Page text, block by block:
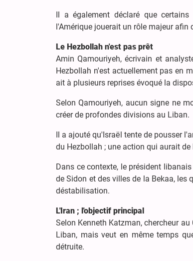
Il a également déclaré que
l'Amérique jouerait un rôle majeur afin
Le Hezbollah n'est pas prêt
Amin Qamouriyeh, écrivain et
Hezbollah n'est actuellement pas en
ait à plusieurs reprises évoqué la
Selon Qamouriyeh, aucun signe ne
créer de profondes divisions au Liban.
Il a ajouté qu'Israël tente de pousser
du Hezbollah ; une action qui aurait
Dans ce contexte, le président
de Sidon et des villes de la Bekaa,
déstabilisation.
L'Iran ; l'objectif principal
Selon Kenneth Katzman, chercheur
Liban, mais veut en même temps
détruite.